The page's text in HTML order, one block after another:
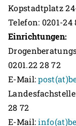
Kopstadtplatz
Telefon: 0201-24
Einrichtungen:
0201.22 28 72
E-Mail:
28 72
E-Mail: